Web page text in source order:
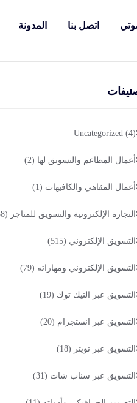
اتصل بنا المدونة
Uncategorized (4)
أعمال المطاعم والتسويق لها (2)
أعمال المقاهي والكافيهات (1)
التجارة الإلكترونية والتسويق للمتاجر (38)
التسويق الإلكتروني (515)
التسويق الإلكتروني ومهاراته (79)
التسويق عبر التيك توك (19)
التسويق عبر انستجرام (20)
التسويق عبر تويتر (18)
التسويق عبر سناب شات (31)